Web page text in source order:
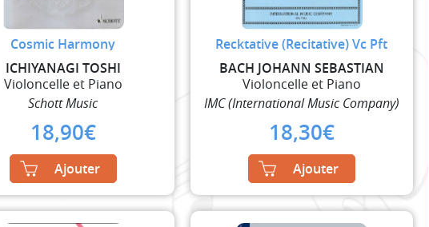
Cosmic Harmony
ICHIYANAGI TOSHI
Violoncelle et Piano
Schott Music
18,90€
Ajouter
Recktative (Recitative) Vc Pft
BACH JOHANN SEBASTIAN
Violoncelle et Piano
IMC (International Music Company)
18,30€
Ajouter